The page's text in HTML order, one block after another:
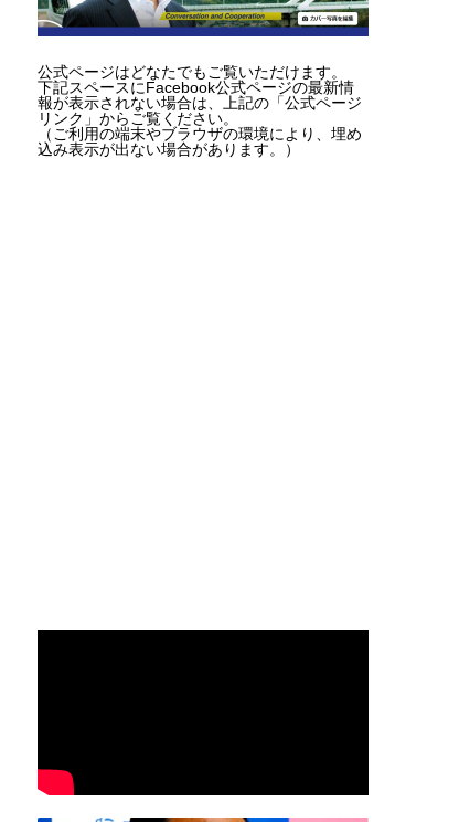
公式ページはどなたでもご覧いただけます。
下記スペースにFacebook公式ページの最新情
報が表示されない場合は、上記の「公式ページ
リンク」からご覧ください。
（ご利用の端末やブラウザの環境により、埋め
込み表示が出ない場合があります。）